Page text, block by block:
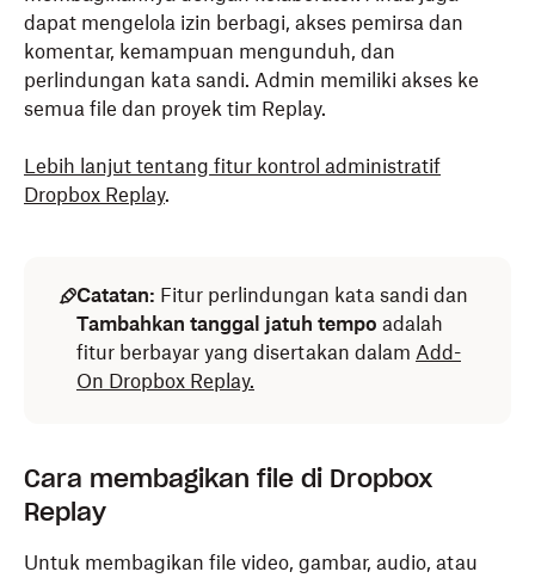
dapat mengelola izin berbagi, akses pemirsa dan
komentar, kemampuan mengunduh, dan
perlindungan kata sandi. Admin memiliki akses ke
semua file dan proyek tim Replay.
Lebih lanjut tentang fitur kontrol administratif
Dropbox Replay.
Catatan: Fitur perlindungan kata sandi dan
Tambahkan tanggal jatuh tempo adalah
fitur berbayar yang disertakan dalam Add-
On Dropbox Replay.
Cara membagikan file di Dropbox
Replay
Untuk membagikan file video, gambar, audio, atau